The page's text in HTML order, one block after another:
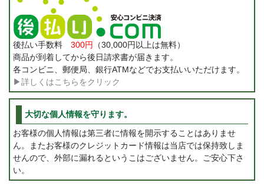
後払い手数料 300円
（30,000円以上は無料）
商品が到着してから後日請求書が届きます。
各コンビニ、郵便局、銀行ATMなどでお支払いいただけます。
▶詳しくはこちらをクリック
大切な個人情報を守ります。
お客様の個人情報は第三者に情報を開示することはありませ
ん。またお客様のクレジットカード情報は当店では保持致しま
せんので、外部に漏れるというこはございません。ご安心下さ
い。